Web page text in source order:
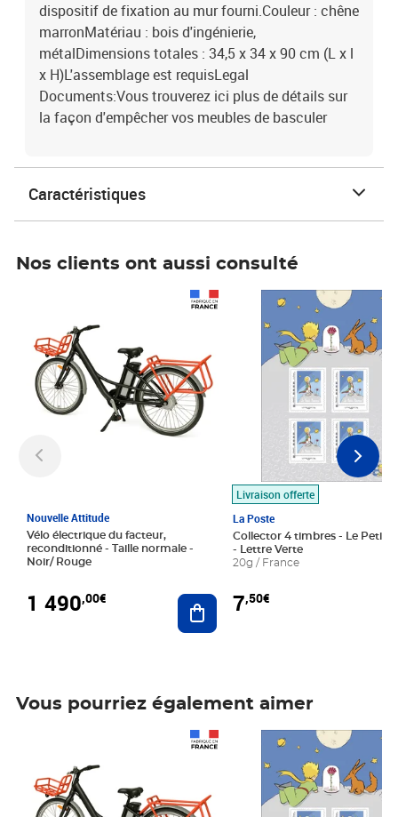
dispositif de fixation au mur fourni.Couleur : chêne
marronMatériau : bois d'ingénierie,
métalDimensions totales : 34,5 x 34 x 90 cm (L x l
x H)L'assemblage est requisLegal
Documents:Vous trouverez ici plus de détails sur
la façon d'empêcher vos meubles de basculer
Caractéristiques
Nos clients ont aussi consulté
Nouvelle Attitude
Vélo électrique du facteur,
reconditionné - Taille normale -
Noir/ Rouge
1 490,00€ Ajouter au panier
Livraison offerte
La Poste
Collector 4 timbres - Le Petit
- Lettre Verte
20g / France
7,50€
Prix 7,50€
Vous pourriez également aimer
Prix 7,50€